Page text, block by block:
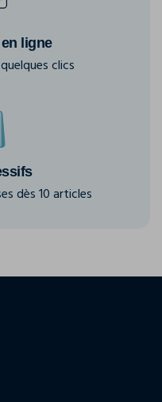
ligne
clics
dès 10 articles